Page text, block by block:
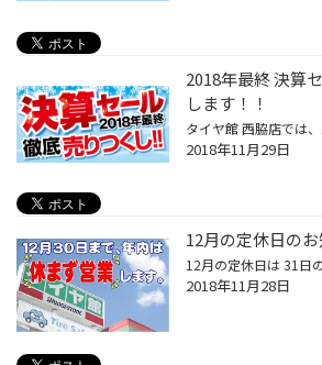
2018年最終 決算
します！！
2018年11月29日
12月の定休日の
2018年11月28日